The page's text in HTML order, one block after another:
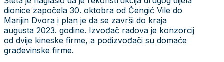
dionice započela 30. oktobra od Čengić Vile do
Marijin Dvora i plan je da se završi do kraja
augusta 2023. godine. Izvođač radova je konzorcij
od dvije kineske firme, a podizvođači su domaće
građevinske firme.